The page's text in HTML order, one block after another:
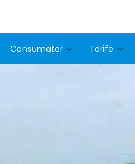
Consumator Tarife